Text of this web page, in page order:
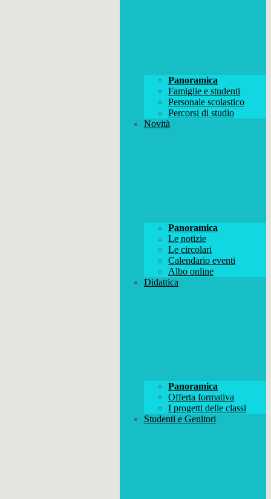
Panoramica
Famiglie e studenti
Personale scolastico
Percorsi di studio
Novità
Panoramica
Le notizie
Le circolari
Calendario eventi
Albo online
Didattica
Panoramica
Offerta formativa
I progetti delle classi
Studenti e Genitori